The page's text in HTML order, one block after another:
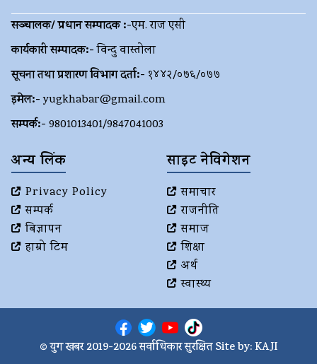
सञ्चालक/ प्रधान सम्पादक :-एम. राज एसी
कार्यकारी सम्पादक:-विन्दु वास्तोला
सूचना तथा प्रशारण विभाग दर्ता:- १४४२/०७६/०७७
इमेल:- yugkhabar@gmail.com
सम्पर्क:- 9801013401/9847041003
अन्य लिंक
Privacy Policy
सम्पर्क
बिज्ञापन
हाम्रो टिम
साइट नेविगेशन
समाचार
राजनीति
समाज
शिक्षा
अर्थ
स्वास्थ्य
© युग खबर 2019-2026 सर्वाधिकार सुरक्षित Site by: KAJI